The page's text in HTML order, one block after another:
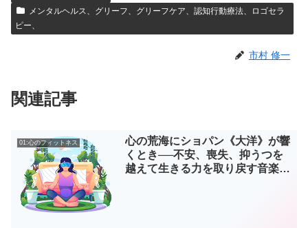
k
メンタルヘルス、グリーフ、グリーフケア、認知行動療法、ロゴセラ
ピー、
市村 修一
関連記事
01:心のフィットネス
心の荒海にショパン《大洋》が響
くとき──不安、喪失、抑うつを
越えて生きる力を取り戻す音楽の